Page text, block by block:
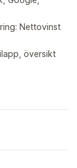
Nettovinst
översikt